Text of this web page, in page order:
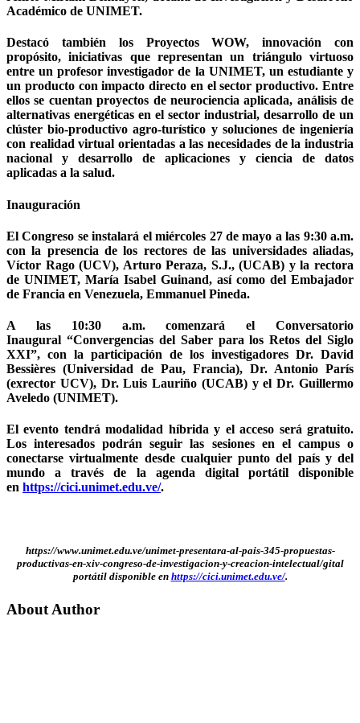
Académico de UNIMET.
Destacó también los Proyectos WOW, innovación con
propósito, iniciativas que representan un triángulo virtuoso
entre un profesor investigador de la UNIMET, un estudiante y
un producto con impacto directo en el sector productivo. Entre
ellos se cuentan proyectos de neurociencia aplicada, análisis de
alternativas energéticas en el sector industrial, desarrollo de un
clúster bio-productivo agro-turístico y soluciones de ingeniería
con realidad virtual orientadas a las necesidades de la industria
nacional y desarrollo de aplicaciones y ciencia de datos
aplicadas a la salud.
Inauguración
El Congreso se instalará el miércoles 27 de mayo a las 9:30 a.m.
con la presencia de los rectores de las universidades aliadas,
Víctor Rago (UCV), Arturo Peraza, S.J., (UCAB) y la rectora
de UNIMET, María Isabel Guinand, así como del Embajador
de Francia en Venezuela, Emmanuel Pineda.
A las 10:30 a.m. comenzará el Conversatorio
Inaugural “Convergencias del Saber para los Retos del Siglo
XXI”, con la participación de los investigadores Dr. David
Bessières (Universidad de Pau, Francia), Dr. Antonio París
(exrector UCV), Dr. Luis Lauriño (UCAB) y el Dr. Guillermo
Aveledo (UNIMET).
El evento tendrá modalidad híbrida y el acceso será gratuito.
Los interesados podrán seguir las sesiones en el campus o
conectarse virtualmente desde cualquier punto del país y del
mundo a través de la agenda digital portátil disponible
en https://cici.unimet.edu.ve/.
https://www.unimet.edu.ve/unimet-presentara-al-pais-345-propuestas-
productivas-en-xiv-congreso-de-investigacion-y-creacion-intelectual/gital
portátil disponible en https://cici.unimet.edu.ve/.
About Author